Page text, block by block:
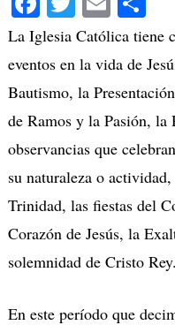
La Iglesia Católica tiene
eventos en la vida de
Bautismo, la
de Ramos y la Pasión,
observancias que
su naturaleza o
Trinidad, las fiestas del
Corazón de Jesús, la
solemnidad de Cristo Rey.
En este período que